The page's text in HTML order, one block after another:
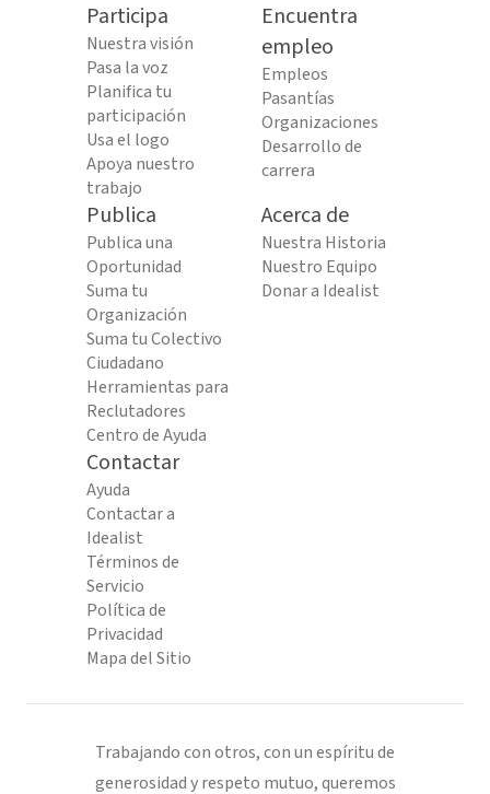
Participa
Nuestra visión
Pasa la voz
Planifica tu
participación
Usa el logo
Apoya nuestro
trabajo
Encuentra
empleo
Empleos
Pasantías
Organizaciones
Desarrollo de
carrera
Publica
Publica una
Oportunidad
Suma tu
Organización
Suma tu Colectivo
Ciudadano
Herramientas para
Reclutadores
Centro de Ayuda
Acerca de
Nuestra Historia
Nuestro Equipo
Donar a Idealist
Contactar
Ayuda
Contactar a
Idealist
Términos de
Servicio
Política de
Privacidad
Mapa del Sitio
Trabajando con otros, con un espíritu de
generosidad y respeto mutuo, queremos